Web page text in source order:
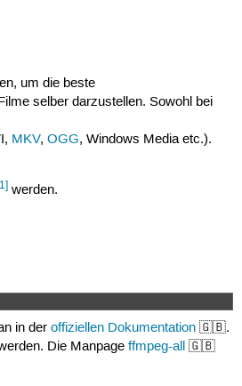
um die beste
selber darzustellen. Sowohl bei
MKV, OGG, Windows Media etc.).
werden.
in deroffiziellen Dokumentation 🇬🇧.
Die Manpageffmpeg-all 🇬🇧